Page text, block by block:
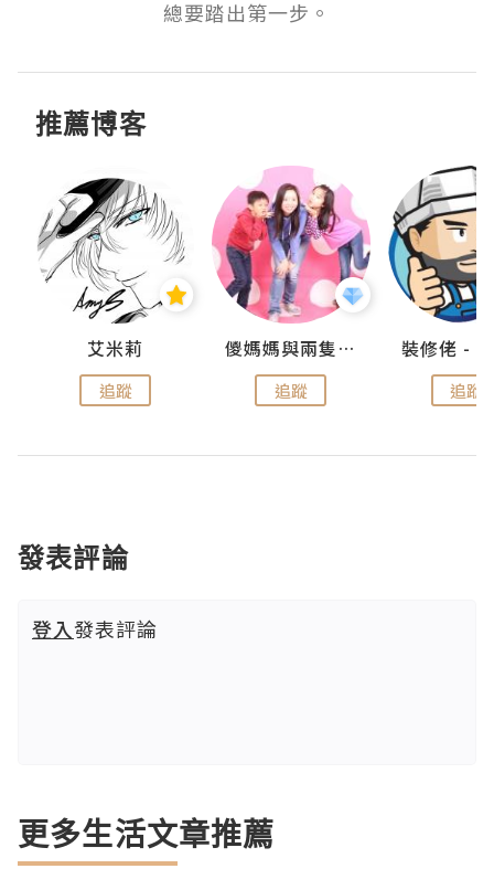
總要踏出第一步。
推薦博客
艾米莉
追蹤
儍媽媽與兩隻小魔怪之家
追蹤 追蹤
發表評論
登入發表評論
更多生活文章推薦